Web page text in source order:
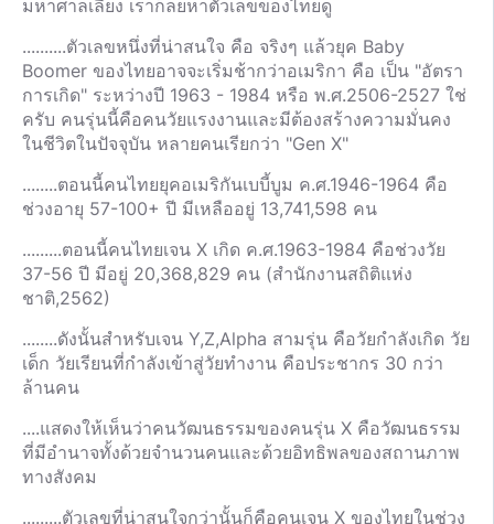
มหาศาลเลี้ยง เราก็ลยหาตัวเลขของไทยดู
..........ตัวเลขหนึ่งที่น่าสนใจ คือ จริงๆ แล้วยุค Baby
Boomer ของไทยอาจจะเริ่มช้ากว่าอเมริกา คือ เป็น "อัตรา
การเกิด" ระหว่างปี 1963 - 1984 หรือ พ.ศ.2506-2527 ใช่
ครับ คนรุ่นนี้คือคนวัยแรงงานและมีต้องสร้างความมั่นคง
ในชีวิตในปัจจุบัน หลายคนเรียกว่า "Gen X"
........ตอนนี้คนไทยยุคอเมริกันเบบี้บูม ค.ศ.1946-1964 คือ
ช่วงอายุ 57-100+ ปี มีเหลืออยู่ 13,741,598 คน
.........ตอนนี้คนไทยเจน X เกิด ค.ศ.1963-1984 คือช่วงวัย
37-56 ปี มีอยู่ 20,368,829 คน (สำนักงานสถิติแห่ง
ชาติ,2562)
........ดังนั้นสำหรับเจน Y,Z,Alpha สามรุ่น คือวัยกำลังเกิด วัย
เด็ก วัยเรียนที่กำลังเข้าสู่วัยทำงาน คือประชากร 30 กว่า
ล้านคน
....แสดงให้เห็นว่าคนวัฒนธรรมของคนรุ่น X คือวัฒนธรรม
ที่มีอำนาจทั้งด้วยจำนวนคนและด้วยอิทธิพลของสถานภาพ
ทางสังคม
.........ตัวเลขที่น่าสนใจกว่านั้นก็คือคนเจน X ของไทยในช่วง